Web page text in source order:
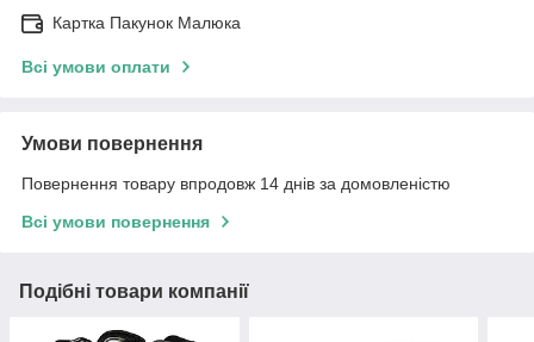
Картка Пакунок Малюка
Всі умови оплати
Умови повернення
Повернення товару впродовж 14 днів за домовленістю
Всі умови повернення
Подібні товари компанії